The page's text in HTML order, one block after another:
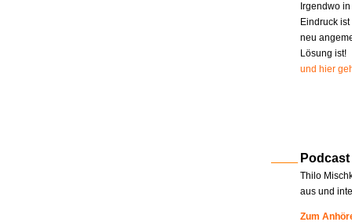
Irgendwo
Eindruck
neu
Lösung ist!
und hier
Podcast
Thilo
aus und
Zum